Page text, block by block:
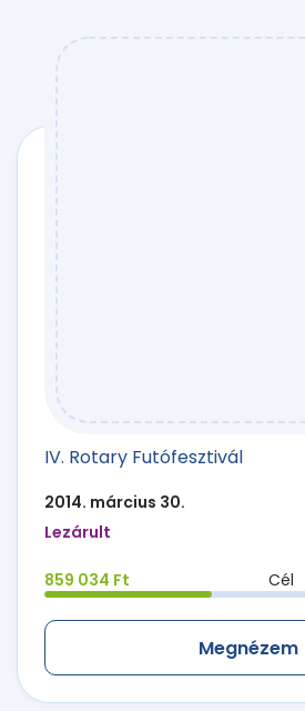
IV. Rotary Futófesztivál
2014. március 30.
Lezárult
859 034 Ft Cél
Megnézem